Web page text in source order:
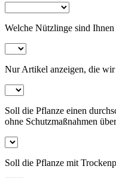
Welche Nützlinge sind
Nur Artikel anzeigen, die
Soll die Pflanze einen
ohne Schutzmaßnahmen
Soll die Pflanze mit